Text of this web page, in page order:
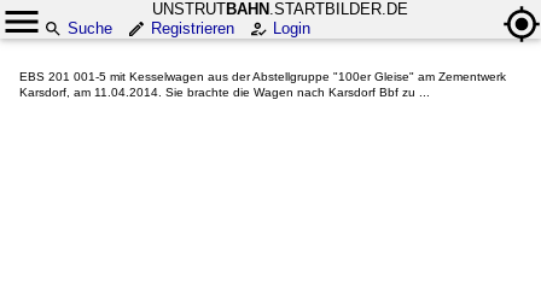
UNSTRUTBAHN .STARTBILDER.DE
Suche
Registrieren Login
EBS 201 001-5 mit Kesselwagen aus der Abstellgruppe "100er Gleise" am Zementwerk
Karsdorf, am 11.04.2014. Sie brachte die Wagen nach Karsdorf Bbf zu ...